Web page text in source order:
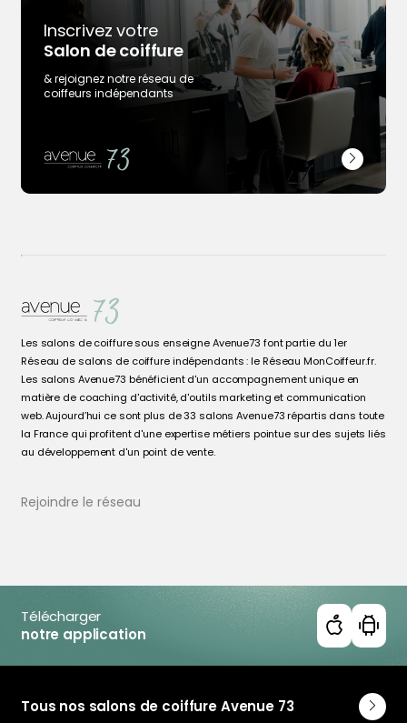
Trouver votre coiffeur
L’application
Ajouter votre salon
Inscrivez votre
Salon de coiffure
& rejoignez notre réseau de
coiffeurs indépendants
Les salons de coiffure sous enseigne Avenue73 font partie du 1er
Réseau de salons de coiffure indépendants : le Réseau MonCoiffeur.fr.
Les salons Avenue73 bénéficient d'un accompagnement unique en
matière de coaching d'activité, d'outils marketing et communication
web. Aujourd’hui ce sont plus de 33 salons Avenue73 répartis dans toute
la France qui profitent d'une expertise métiers pointue sur des sujets liés
au développement d'un point de vente.
Rejoindre le réseau
Télécharger
notre application
Tous nos salons de coiffure Avenue 73